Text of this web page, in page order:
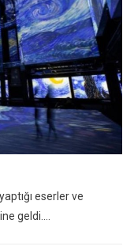
eserler ve
geldi.…